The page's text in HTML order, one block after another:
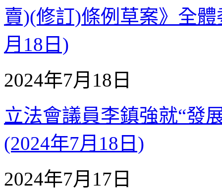
賣)(修訂)條例草案》全
月18日)
2024年7月18日
立法會議員李鎮強就“發
(2024年7月18日)
2024年7月17日